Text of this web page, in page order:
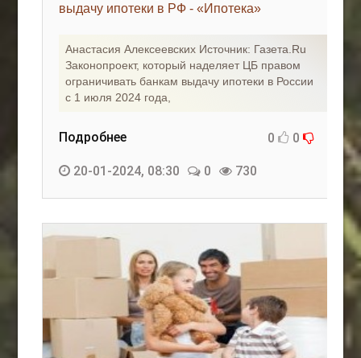
выдачу ипотеки в РФ - «Ипотека»
Анастасия Алексеевских Источник: Газета.Ru
Законопроект, который наделяет ЦБ правом
ограничивать банкам выдачу ипотеки в России
с 1 июля 2024 года,
Подробнее 0 0
20-01-2024, 08:30 0 730